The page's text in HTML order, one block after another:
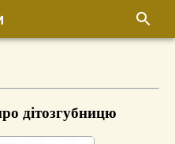
дітозгубницю